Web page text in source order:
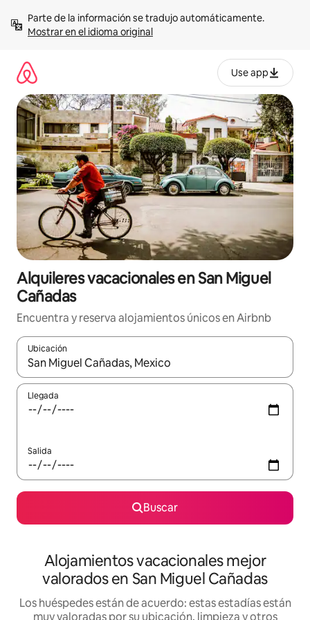
contenidoMostrar en el idioma original
Use app
Alquileres vacacionales en San Miguel
Cañadas
Encuentra y reserva alojamientos únicos en Airbnb
Ubicación
Cuando los resultados estén disponibles, navega con las
Llegada
Salida
Buscar
Alojamientos vacacionales mejor
valorados en San Miguel Cañadas
Los huéspedes están de acuerdo: estas estadías están
muy valoradas por su ubicación, limpieza y otros